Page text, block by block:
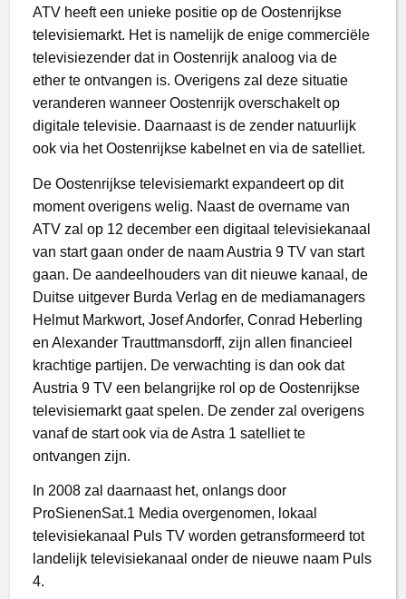
ATV heeft een unieke positie op de Oostenrijkse
televisiemarkt. Het is namelijk de enige commerciële
televisiezender dat in Oostenrijk analoog via de
ether te ontvangen is. Overigens zal deze situatie
veranderen wanneer Oostenrijk overschakelt op
digitale televisie. Daarnaast is de zender natuurlijk
ook via het Oostenrijkse kabelnet en via de satelliet.
De Oostenrijkse televisiemarkt expandeert op dit
moment overigens welig. Naast de overname van
ATV zal op 12 december een digitaal televisiekanaal
van start gaan onder de naam Austria 9 TV van start
gaan. De aandeelhouders van dit nieuwe kanaal, de
Duitse uitgever Burda Verlag en de mediamanagers
Helmut Markwort, Josef Andorfer, Conrad Heberling
en Alexander Trauttmansdorff, zijn allen financieel
krachtige partijen. De verwachting is dan ook dat
Austria 9 TV een belangrijke rol op de Oostenrijkse
televisiemarkt gaat spelen. De zender zal overigens
vanaf de start ook via de Astra 1 satelliet te
ontvangen zijn.
In 2008 zal daarnaast het, onlangs door
ProSienenSat.1 Media overgenomen, lokaal
televisiekanaal Puls TV worden getransformeerd tot
landelijk televisiekanaal onder de nieuwe naam Puls
4.